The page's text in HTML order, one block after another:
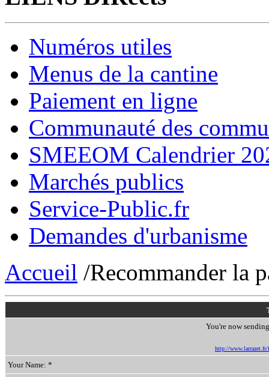
Numéros utiles
Menus de la cantine
Paiement en ligne
Communauté des
SMEEOM Calendrier
Marchés publics
Service-Public.fr
Demandes d'urbanisme
Accueil /Recommander la
You're now
http://
Your Name: *